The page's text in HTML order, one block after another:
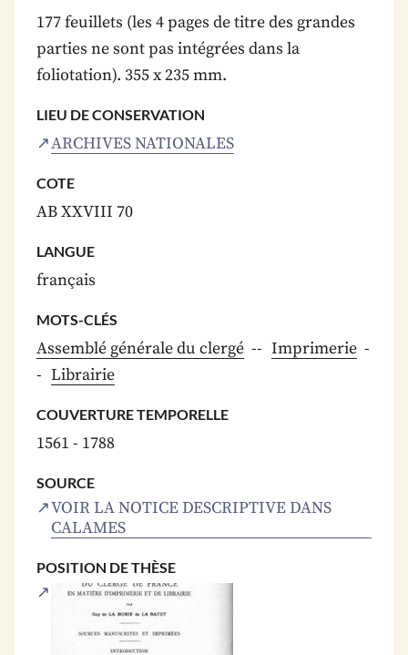
177 feuillets (les 4 pages de titre des grandes
parties ne sont pas intégrées dans la
foliotation). 355 x 235 mm.
LIEU DE CONSERVATION
ARCHIVES NATIONALES
COTE
AB XXVIII 70
LANGUE
français
MOTS-CLÉS
Assemblé générale du clergé
Imprimerie
Librairie
COUVERTURE TEMPORELLE
1561 - 1788
SOURCE
VOIR LA NOTICE DESCRIPTIVE DANS
CALAMES
POSITION DE THÈSE